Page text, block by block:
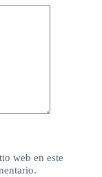
web en este